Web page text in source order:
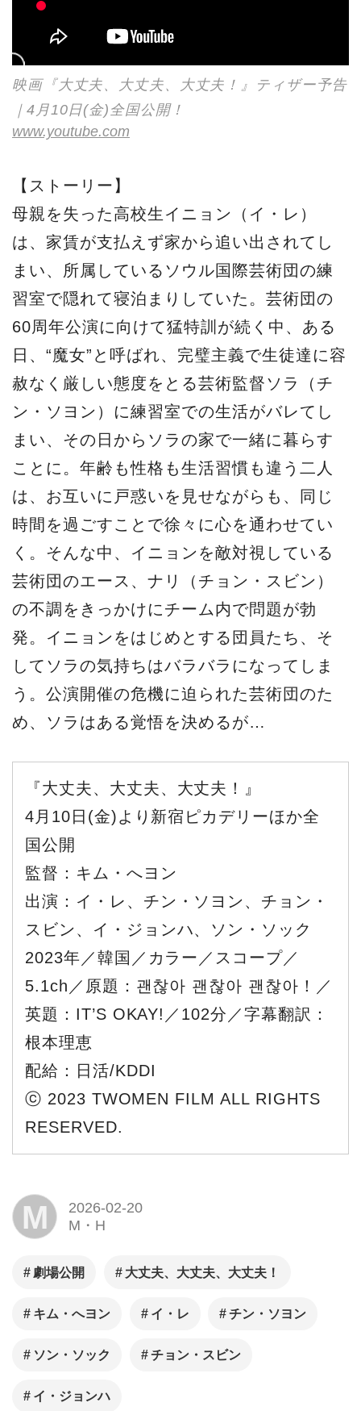
映画『大丈夫、大丈夫、大丈夫！』ティザー予告
｜4月10日(金)全国公開！
www.youtube.com
【ストーリー】
母親を失った高校生イニョン（イ・レ）
は、家賃が支払えず家から追い出されてし
まい、所属しているソウル国際芸術団の練
習室で隠れて寝泊まりしていた。芸術団の
60周年公演に向けて猛特訓が続く中、ある
日、“魔女”と呼ばれ、完璧主義で生徒達に容
赦なく厳しい態度をとる芸術監督ソラ（チ
ン・ソヨン）に練習室での生活がバレてし
まい、その日からソラの家で一緒に暮らす
ことに。年齢も性格も生活習慣も違う二人
は、お互いに戸惑いを見せながらも、同じ
時間を過ごすことで徐々に心を通わせてい
く。そんな中、イニョンを敵対視している
芸術団のエース、ナリ（チョン・スビン）
の不調をきっかけにチーム内で問題が勃
発。イニョンをはじめとする団員たち、そ
してソラの気持ちはバラバラになってしま
う。公演開催の危機に迫られた芸術団のた
め、ソラはある覚悟を決めるが…
『大丈夫、大丈夫、大丈夫！』
4月10日(金)より新宿ピカデリーほか全
国公開
監督：キム・へヨン
出演：イ・レ、チン・ソヨン、チョン・
スビン、イ・ジョンハ、ソン・ソック
2023年／韓国／カラー／スコープ／
5.1ch／原題：괜찮아 괜찮아 괜찮아！／
英題：IT’S OKAY!／102分／字幕翻訳：
根本理恵
配給：日活/KDDI
ⓒ 2023 TWOMEN FILM ALL RIGHTS
RESERVED.
M
2026-02-20
M・H
劇場公開 大丈夫、大丈夫、大丈夫！
キム・へヨン イ・レ チン・ソヨン
ソン・ソック チョン・スビン
イ・ジョンハ